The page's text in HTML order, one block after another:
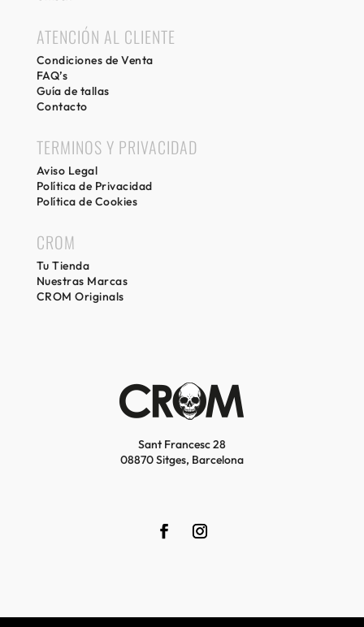
ATENCIÓN AL CLIENTE
Condiciones de Venta
FAQ’s
Guía de tallas
Contacto
TERMINOS Y PRIVACIDAD
Aviso Legal
Política de Privacidad
Política de Cookies
CROM
Tu Tienda
Nuestras Marcas
CROM Originals
Sant Francesc 28
08870 Sitges, Barcelona